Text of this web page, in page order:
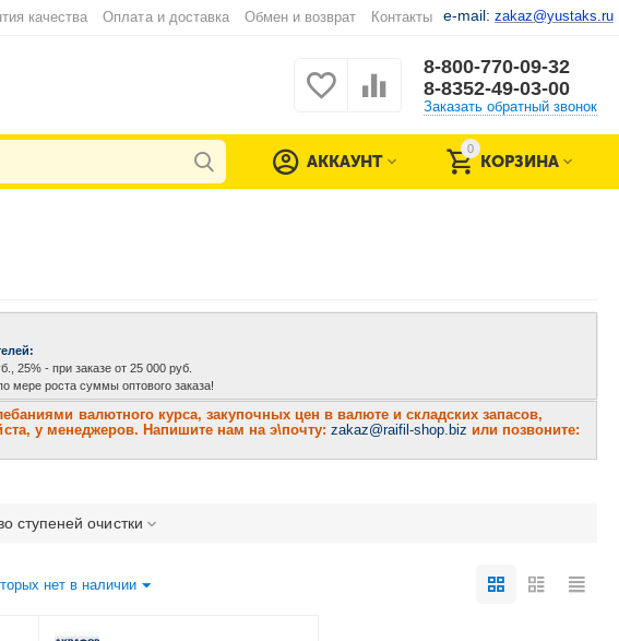
e-mail: zakaz@yustaks.ru
качества Оплата и доставка Обмен и возврат Контакты
8-800-770-09-32
8-8352-49-03-00
Заказать обратный звонок
0
КОРЗИНА
АККАУНТ
25% - при заказе от 25 000 руб.
мере роста суммы оптового заказа!
валютного курса, закупочных цен в валюте и складских запасов,
у менеджеров. Напишите нам на э\почту: zakaz@raifil-shop.biz или позвоните:
ступеней очистки
нет в наличии